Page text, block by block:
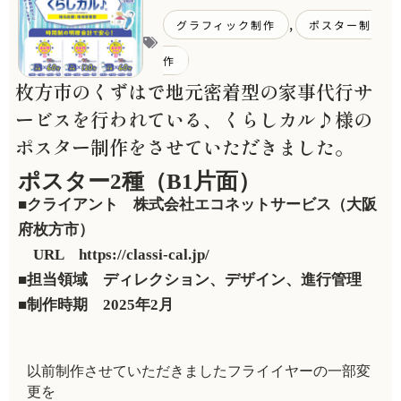
グラフィック制作 , ポスター制
作
枚方市のくずはで地元密着型の家事代行サ
ービスを行われている、くらしカル♪様の
ポスター制作をさせていただきました。
ポスター2種（B1片面）
■クライアント 株式会社エコネットサービス（大阪
府枚方市）
URL https://classi-cal.jp/
■担当領域 ディレクション、デザイン、進行管理
■制作時期 2025年2月
以前制作させていただきましたフライイヤーの一部変
更を